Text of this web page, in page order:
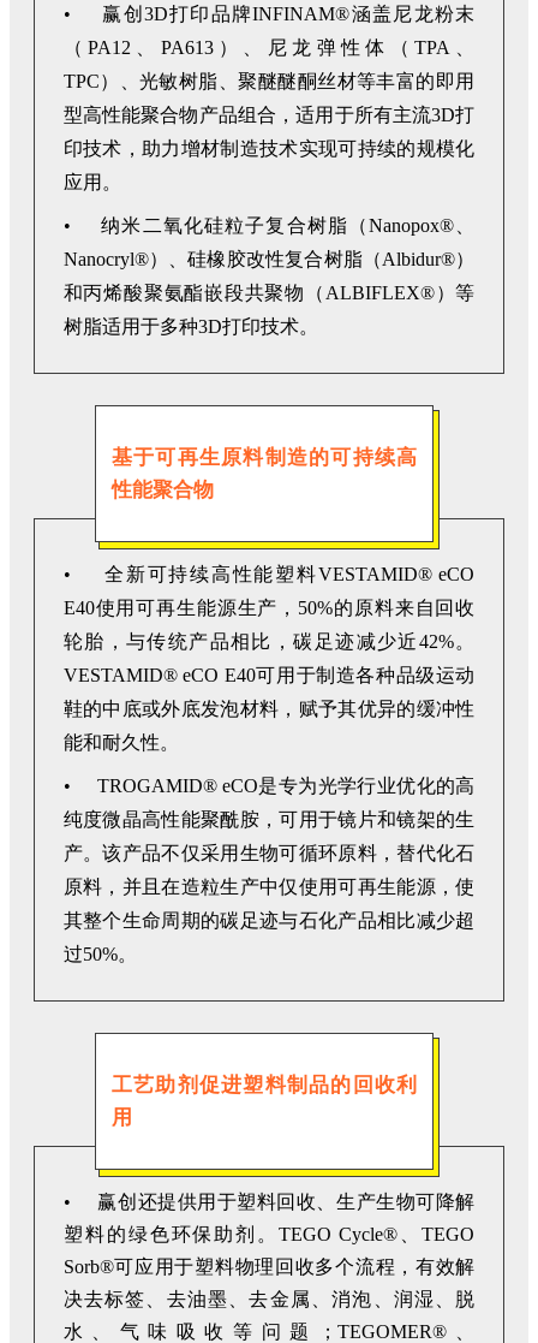
• 赢创3D打印品牌INFINAM®涵盖尼龙粉末
（PA12、PA613）、尼龙弹性体（TPA、
TPC）、光敏树脂、聚醚醚酮丝材等丰富的即用
型高性能聚合物产品组合，适用于所有主流3D打
印技术，助力增材制造技术实现可持续的规模化
应用。
• 纳米二氧化硅粒子复合树脂（Nanopox®、
Nanocryl®）、硅橡胶改性复合树脂（Albidur®）
和丙烯酸聚氨酯嵌段共聚物（ALBIFLEX®）等
树脂适用于多种3D打印技术。
基于可再生原料制造的可持续高
性能聚合物
• 全新可持续高性能塑料VESTAMID® eCO
E40使用可再生能源生产，50%的原料来自回收
轮胎，与传统产品相比，碳足迹减少近42%。
VESTAMID® eCO E40可用于制造各种品级运动
鞋的中底或外底发泡材料，赋予其优异的缓冲性
能和耐久性。
• TROGAMID® eCO是专为光学行业优化的高
纯度微晶高性能聚酰胺，可用于镜片和镜架的生
产。该产品不仅采用生物可循环原料，替代化石
原料，并且在造粒生产中仅使用可再生能源，使
其整个生命周期的碳足迹与石化产品相比减少超
过50%。
工艺助剂促进塑料制品的回收利
用
• 赢创还提供用于塑料回收、生产生物可降解
塑料的绿色环保助剂。TEGO Cycle®、TEGO
Sorb®可应用于塑料物理回收多个流程，有效解
决去标签、去油墨、去金属、消泡、润湿、脱
水、气味吸收等问题；TEGOMER®、